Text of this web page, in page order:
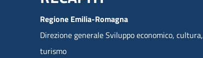
Regione Emilia-Romagna
Direzione generale Sviluppo economico, cultura,
turismo